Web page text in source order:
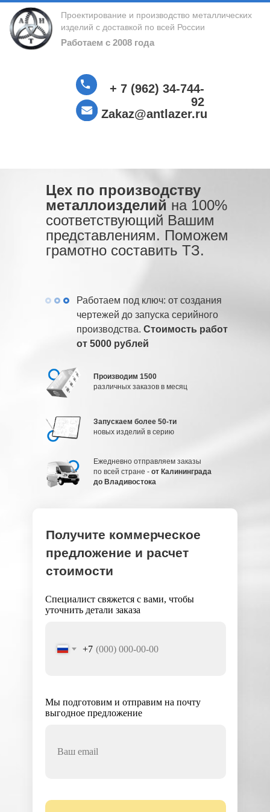
Проектирование и производство металлических
изделий с доставкой по всей России
Работаем с 2008 года
Zakaz@antlazer.ru
Цех по производству
металлоизделий на 100%
соответствующий Вашим
представлениям. Поможем
грамотно составить ТЗ.
Ежедневно отправляем заказы
по всей стране - от Калининграда
до Владивостока
Производим 1500
различных заказов в месяц
Запускаем более 50-ти
новых изделий в серию
Работаем под ключ: от создания
чертежей до запуска серийного
производства. Стоимость работ
от 5000 рублей
Получите коммерческое
предложение и расчет
стоимости
Специалист свяжется с вами, чтобы
уточнить детали заказа
+7
Мы подготовим и отправим на почту
выгодное предложение